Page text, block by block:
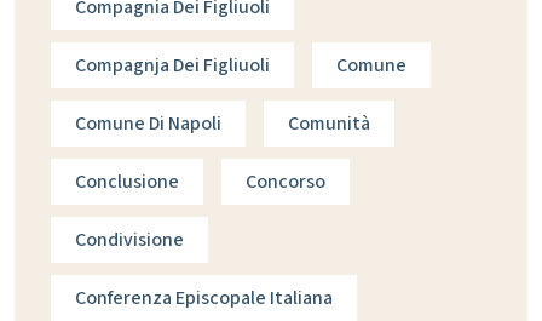
Compagnia Dei Figliuoli
Compagnja Dei Figliuoli Comune
Comune Di Napoli Comunità
Conclusione Concorso
Condivisione
Conferenza Episcopale Italiana